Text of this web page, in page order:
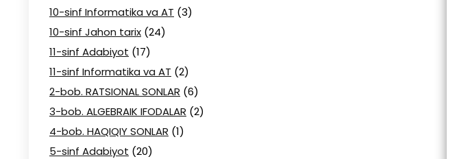
10-sinf Informatika va AT (3)
10-sinf Jahon tarix (24)
11-sinf Adabiyot (17)
11-sinf Informatika va AT (2)
2-bob. RATSIONAL SONLAR (6)
3-bob. ALGEBRAIK IFODALAR (2)
4-bob. HAQIQIY SONLAR (1)
5-sinf Adabiyot (20)